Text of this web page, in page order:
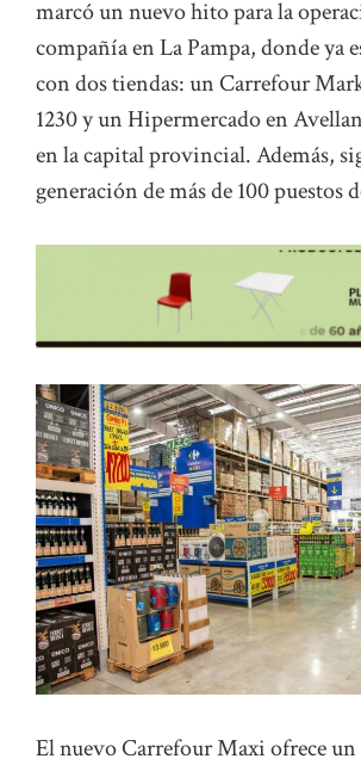
marcó un nuevo hito para la
compañía en La Pampa, donde ya
con dos tiendas: un Carrefour
1230 y un Hipermercado en
en la capital provincial. Además,
generación de más de 100 puestos
El nuevo Carrefour Maxi ofrece